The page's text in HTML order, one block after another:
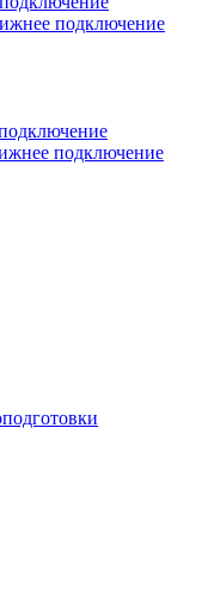
подключение
подключение